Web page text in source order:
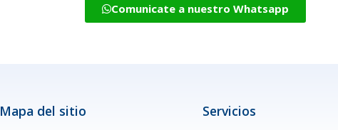
Comunicate a nuestro Whatsapp
Mapa del sitio Servicios